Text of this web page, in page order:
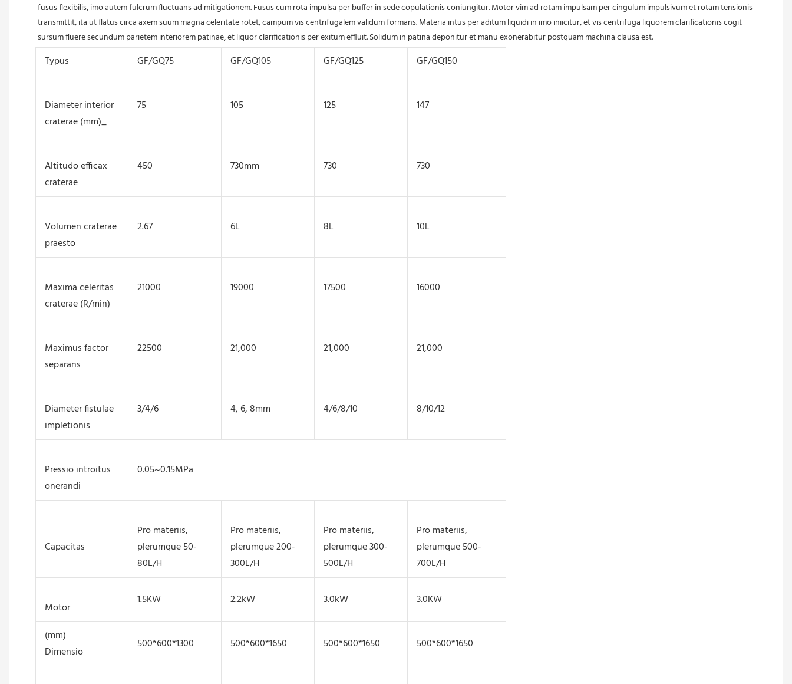
fusus flexibilis, imo autem fulcrum fluctuans ad mitigationem. Fusus cum rota impulsa per buffer in sede copulationis coniungitur. Motor vim ad rotam impulsam per cingulum impulsivum et rotam tensionis
transmittit, ita ut flatus circa axem suum magna celeritate rotet, campum vis centrifugalem validum formans. Materia intus per aditum liquidi in imo iniicitur, et vis centrifuga liquorem clarificationis cogit
sursum fluere secundum parietem interiorem patinae, et liquor clarificationis per exitum effluit. Solidum in patina deponitur et manu exonerabitur postquam machina clausa est.
Typus GF/GQ75 GF/GQ105 GF/GQ125 GF/GQ150
Diameter interior
craterae (mm)_
75 105 125 147
Altitudo efficax
craterae
450 730mm 730 730
Volumen craterae
praesto
2.67 6L 8L 10L
Maxima celeritas
craterae (R/min)
21000 19000 17500 16000
Maximus factor
separans
22500 21,000 21,000 21,000
Diameter fistulae
impletionis
3/4/6 4, 6, 8mm 4/6/8/10 8/10/12
Pressio introitus
onerandi
0.05~0.15MPa
Capacitas
Pro materiis,
plerumque 50-
80L/H
Pro materiis,
plerumque 200-
300L/H
Pro materiis,
plerumque 300-
500L/H
Pro materiis,
plerumque 500-
700L/H
Motor
1.5KW 2.2kW 3.0kW 3.0KW
(mm)
Dimensio
500*600*1300 500*600*1650 500*600*1650 500*600*1650